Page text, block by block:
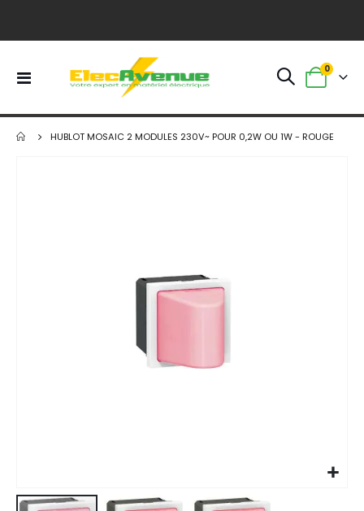
Basculer
Panier
0
HUBLOT MOSAIC 2 MODULES 230V~ POUR 0,2W OU 1W - ROUGE